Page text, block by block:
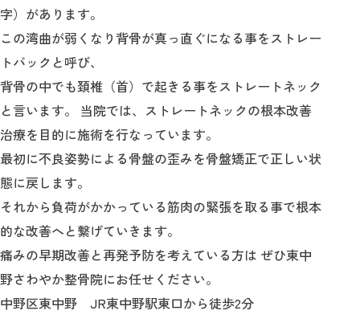
字）があります。
この湾曲が弱くなり背骨が真っ直ぐになる事をストレー
トバックと呼び、
背骨の中でも頚椎（首）で起きる事をストレートネック
と言います。 当院では、ストレートネックの根本改善
治療を目的に施術を行なっています。
最初に不良姿勢による骨盤の歪みを骨盤矯正で正しい状
態に戻します。
それから負荷がかかっている筋肉の緊張を取る事で根本
的な改善へと繋げていきます。
痛みの早期改善と再発予防を考えている方は ぜひ東中
野さわやか整骨院にお任せください。
中野区東中野 JR東中野駅東口から徒歩2分